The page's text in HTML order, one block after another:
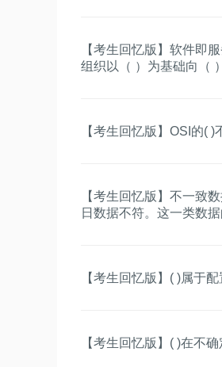
【考生回忆版】软件即
组织以（ ）为基础向（
【考生回忆版】OSI的( )
【考生回忆版】不一致
日数据不符。这一类数
【考生回忆版】( )属于
【考生回忆版】( )在不